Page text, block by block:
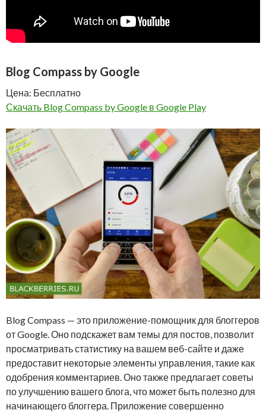
Blog Compass by Google
Цена: Бесплатно
Скачать Blog Compass by Google в Google Play
Blog Compass — это приложение-помощник для блоггеров
от Google. Оно подскажет вам темы для постов, позволит
просматривать статистику на вашем веб-сайте и даже
предоставит некоторые элементы управления, такие как
одобрения комментариев. Оно также предлагает советы
по улучшению вашего блога, что может быть полезно для
начинающего блоггера. Приложение совершенно